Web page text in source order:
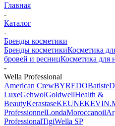
Главная
-
Каталог
-
Бренды косметики
Бренды косметикиКосметика
бровей и ресницКосметика для
-
Wella Professional
American CrewBYREDOBatiste
LuxeGehwolGoldwellHealth &
BeautyKerastaseKEUNE
ProfessionnelLondaMoroccanoil
ProfessionalTigiWella SP